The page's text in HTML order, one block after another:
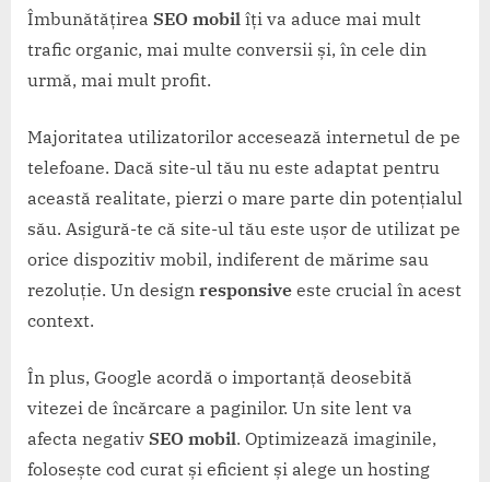
Îmbunătățirea SEO mobil îți va aduce mai mult
trafic organic, mai multe conversii și, în cele din
urmă, mai mult profit.
Majoritatea utilizatorilor accesează internetul de pe
telefoane. Dacă site-ul tău nu este adaptat pentru
această realitate, pierzi o mare parte din potențialul
său. Asigură-te că site-ul tău este ușor de utilizat pe
orice dispozitiv mobil, indiferent de mărime sau
rezoluție. Un design responsive este crucial în acest
context.
În plus, Google acordă o importanță deosebită
vitezei de încărcare a paginilor. Un site lent va
afecta negativ SEO mobil. Optimizează imaginile,
folosește cod curat și eficient și alege un hosting